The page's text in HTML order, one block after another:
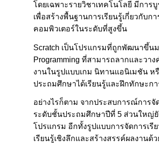
โดยเฉพาะรายวิชาเทคโนโลยี มีการ
เพื่อสร้างพื้นฐานการเรียนรู้เกี่ยวกับ
คอมพิวเตอร์ในระดับที่สูงขึ้น
Scratch เป็นโปรแกรมที่ถูกพัฒนาขึ้น
Programming ที่สามารถลากและวา
งานในรูปแบบเกม นิทานแอนิเมชัน ห
ประถมศึกษาได้เรียนรู้และฝึกทักษะก
อย่างไรก็ตาม จากประสบการณ์การจั
ระดับชั้นประถมศึกษาปีที่ 5 ส่วนใหญ่
โปรแกรม อีกทั้งรูปแบบการจัดการเรี
เรียนรู้เชิงลึกและสร้างสรรค์ผลงานด้